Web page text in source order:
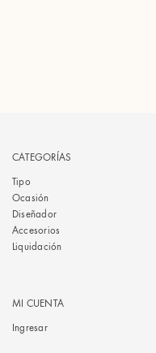
CATEGORÍAS
Tipo
Ocasión
Diseñador
Accesorios
Liquidación
MI CUENTA
Ingresar